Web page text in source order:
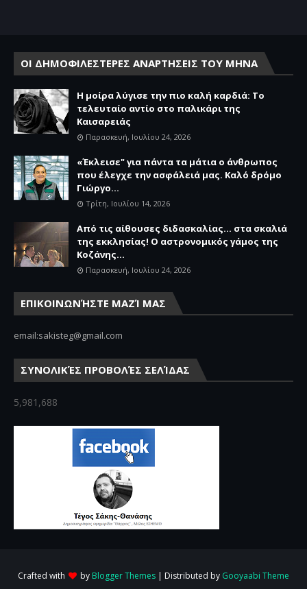
ΟΙ ΔΗΜΟΦΙΛΕΣΤΕΡΕΣ ΑΝΑΡΤΗΣΕΙΣ ΤΟΥ ΜΗΝΑ
Η μοίρα λύγισε την πιο καλή καρδιά: Το
τελευταίο αντίο στο παλικάρι της
Καισαρειάς
Παρασκευή, Ιουλίου 24, 2026
«Έκλεισε" για πάντα τα μάτια ο άνθρωπος
που έλεγχε την ασφάλειά μας. Καλό δρόμο
Γιώργο...
Τρίτη, Ιουλίου 14, 2026
Από τις αίθουσες διδασκαλίας… στα σκαλιά
της εκκλησίας! Ο αστρονομικός γάμος της
Κοζάνης...
Παρασκευή, Ιουλίου 24, 2026
ΕΠΙΚΟΙΝΩΝΉΣΤΕ ΜΑΖΊ ΜΑΣ
email:sakisteg@gmail.com
ΣΥΝΟΛΙΚΈΣ ΠΡΟΒΟΛΈΣ ΣΕΛΊΔΑΣ
5,981,688
Crafted with by Blogger Themes | Distributed by Gooyaabi Theme